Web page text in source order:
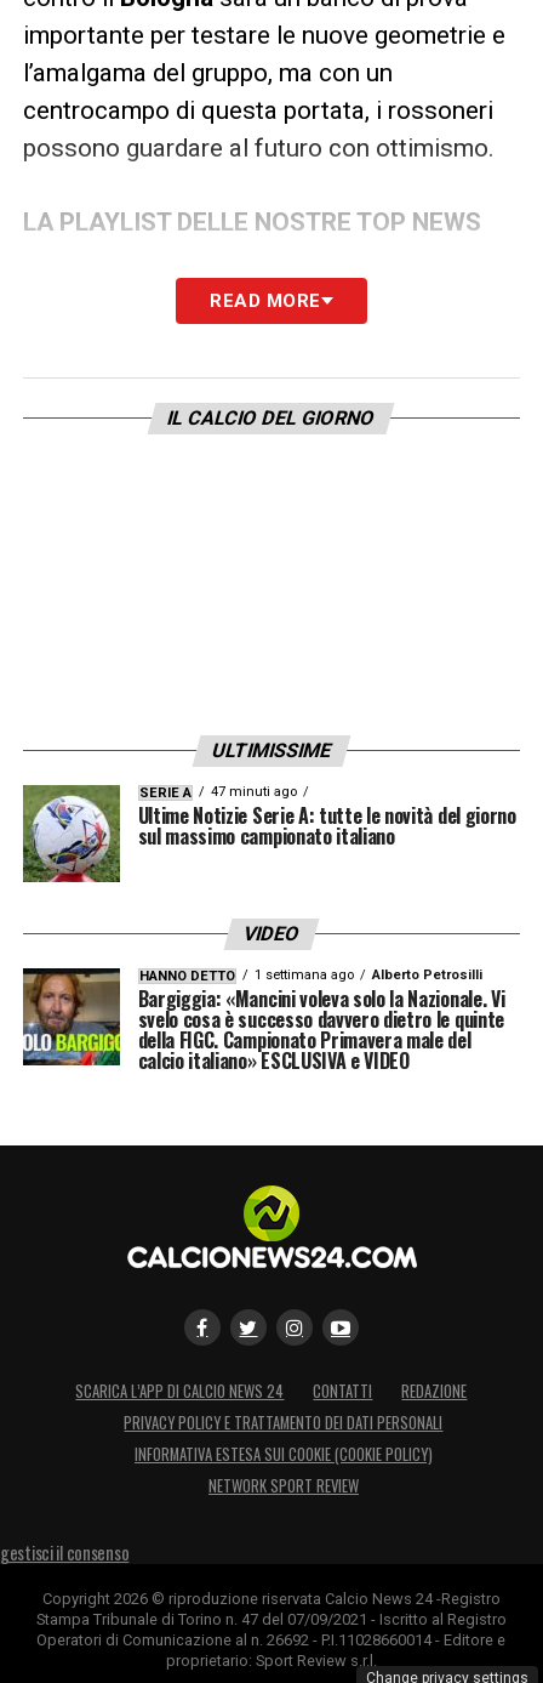
importante per testare le nuove geometrie e
l’amalgama del gruppo, ma con un
centrocampo di questa portata, i rossoneri
possono guardare al futuro con ottimismo.
LA PLAYLIST DELLE NOSTRE TOP NEWS
READ MORE
IL CALCIO DEL GIORNO
ULTIMISSIME
SERIE A 47 minuti ago
Ultime Notizie Serie A: tutte le novità del giorno
sul massimo campionato italiano
VIDEO
HANNO DETTO 1 settimana ago Alberto Petrosilli
Bargiggia: «Mancini voleva solo la Nazionale. Vi
svelo cosa è successo davvero dietro le quinte
della FIGC. Campionato Primavera male del
calcio italiano» ESCLUSIVA e VIDEO
SCARICA L’APP DI CALCIO NEWS 24 CONTATTI
REDAZIONE
PRIVACY POLICY E TRATTAMENTO DEI DATI PERSONALI
INFORMATIVA ESTESA SUI COOKIE (COOKIE POLICY)
NETWORK SPORT REVIEW
gestisci il consenso
Copyright 2026 © riproduzione riservata Calcio News 24 -Registro
Stampa Tribunale di Torino n. 47 del 07/09/2021 - Iscritto al Registro
Operatori di Comunicazione al n. 26692 - P.I.11028660014 - Editore e
proprietario: Sport Review s.r.l.
Change privacy settings